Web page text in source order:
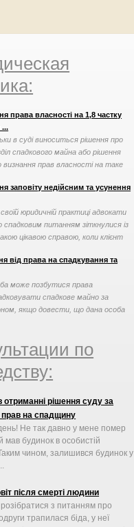
права власності на 1,8 частку
...
в суді виноситься рішення про
спадкового майна або рішення
визнання прав власності на таке
заповіту недійсним та усунення
юридичній практиці адвокати
спадковим питанням зіткнулися із
цікавою справою, коли клієнт
від права на спадкування та
може позбутися права
спадкове майно за
якщо довести, що дана особа
по
отриманні рішення суду за
на спадщину
Не так давно у мене помер
мав будинок в особистій
чином, залишився будинок у
після смерті людини
з питанням про
трапилася біда, у неї